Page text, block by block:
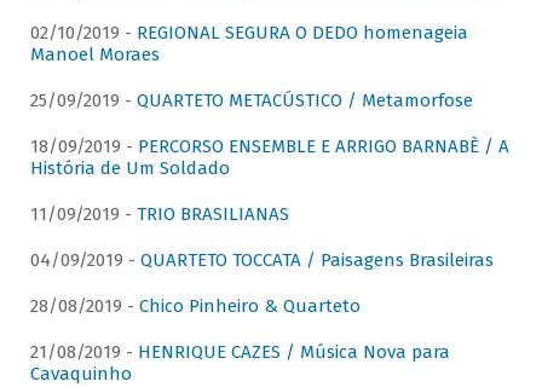
02/10/2019 - REGIONAL SEGURA O DEDO homenageia
Manoel Moraes
25/09/2019 - QUARTETO METACÚSTICO / Metamorfose
18/09/2019 - PERCORSO ENSEMBLE E ARRIGO BARNABÈ / A
História de Um Soldado
11/09/2019 - TRIO BRASILIANAS
04/09/2019 - QUARTETO TOCCATA / Paisagens Brasileiras
28/08/2019 - Chico Pinheiro & Quarteto
21/08/2019 - HENRIQUE CAZES / Música Nova para
Cavaquinho